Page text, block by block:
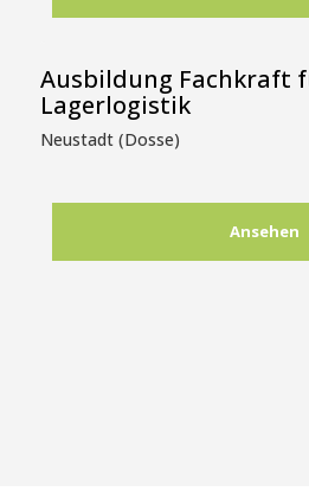
Ausbildung Fachkraft
Lagerlogistik
Neustadt (Dosse)
Ansehen